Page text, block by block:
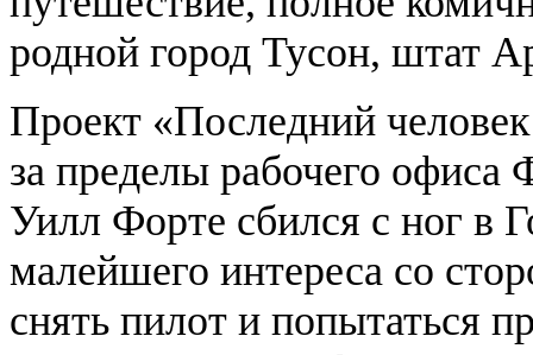
родной город Тусон, штат
Проект «Последний
за пределы рабочего
Уилл Форте сбился с ног в
малейшего интереса со
снять пилот и попытаться